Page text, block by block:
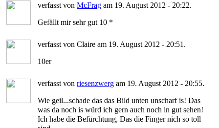
verfasst von McFrag am 19. August 2012 - 20:22.
Gefällt mir sehr gut 10 *
verfasst von Claire am 19. August 2012 - 20:51.
10er
verfasst von riesenzwerg am 19. August 2012 - 20:55.
Wie geil...schade das das Bild unten unscharf is! Das
was da noch is würd ich gern auch noch in gut sehen!
Ich habe die Befürchtung, Das die Finger nich so toll